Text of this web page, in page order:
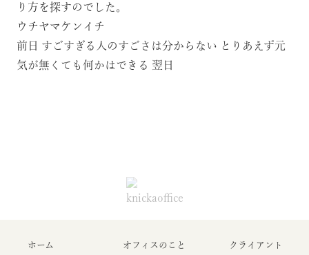
り方を探すのでした。
ウチヤマケンイチ
前日 すごすぎる人のすごさは分からない とりあえず元
気が無くても何かはできる 翌日
ホーム オフィスのこと クライアント